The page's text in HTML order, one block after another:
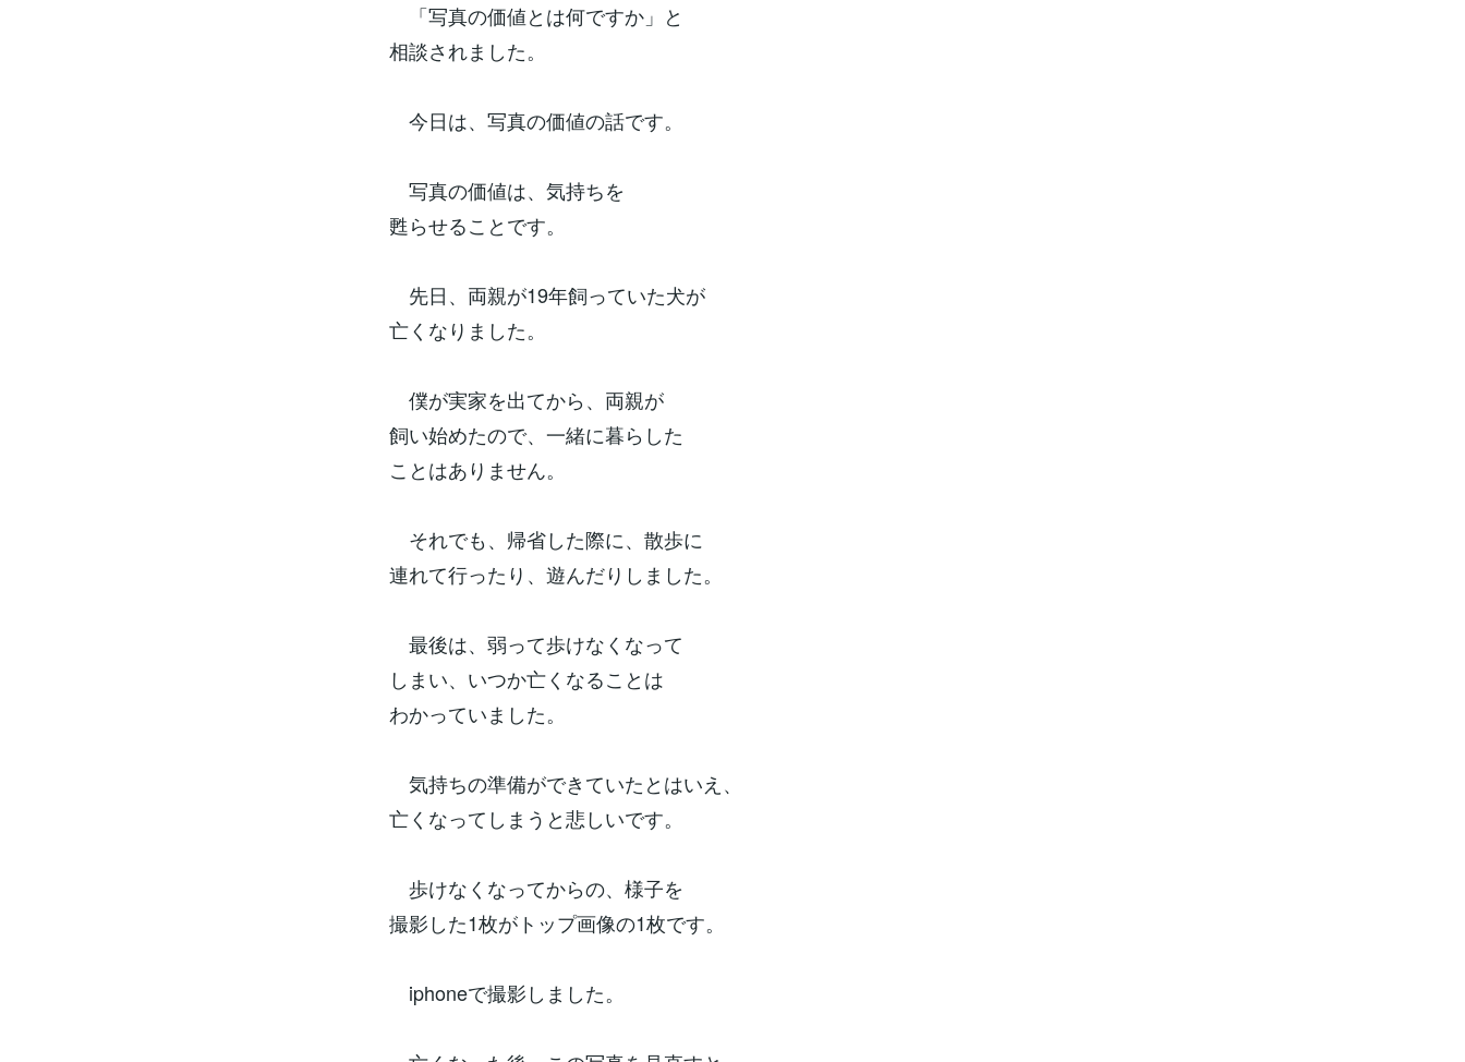
「写真の価値とは何ですか」と
相談されました。
今日は、写真の価値の話です。
写真の価値は、気持ちを
甦らせることです。
先日、両親が19年飼っていた犬が
亡くなりました。
僕が実家を出てから、両親が
飼い始めたので、一緒に暮らした
ことはありません。
それでも、帰省した際に、散歩に
連れて行ったり、遊んだりしました。
最後は、弱って歩けなくなって
しまい、いつか亡くなることは
わかっていました。
気持ちの準備ができていたとはいえ、
亡くなってしまうと悲しいです。
歩けなくなってからの、様子を
撮影した1枚がトップ画像の1枚です。
iphoneで撮影しました。